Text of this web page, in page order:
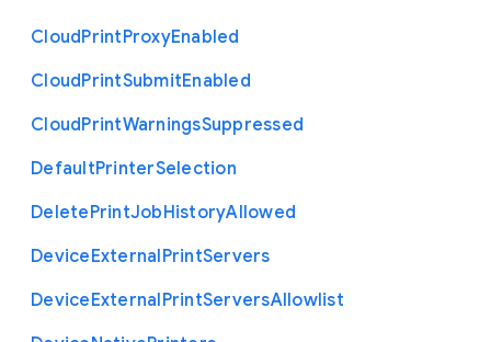
CloudPrintProxyEnabled
CloudPrintSubmitEnabled
CloudPrintWarningsSuppressed
DefaultPrinterSelection
DeletePrintJobHistoryAllowed
DeviceExternalPrintServers
DeviceExternalPrintServersAllowlist